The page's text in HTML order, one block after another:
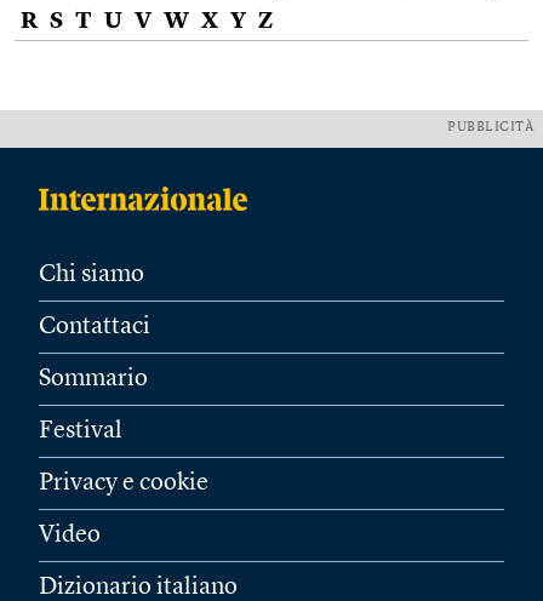
R S T U V W X Y Z
PUBBLICITÀ
Chi siamo
Contattaci
Sommario
Festival
Privacy e cookie
Video
Dizionario italiano